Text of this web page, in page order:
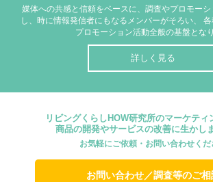
媒体への共感と信頼をベースに、調査やプロモー
し、時に情報発信者にもなるメンバーがそろい、
各
プロモーション活動全般の基盤とな
詳しく見る
リビングくらしHOW研究所のマーケティ
商品の開発やサービスの改善に生かし
お気軽にご依頼・お問い合わせくだ
お問い合わせ／調査等のご相